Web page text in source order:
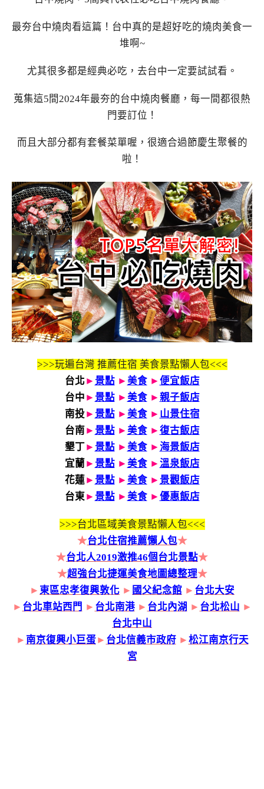
最夯台中燒肉看這篇！台中真的是超好吃的燒肉美食一
堆啊~
尤其很多都是經典必吃，去台中一定要試試看。
蒐集這5間2024年最夯的台中燒肉餐廳，每一間都很熱
門要訂位！
而且大部分都有套餐菜單喔，很適合過節慶生聚餐的
啦！
>>>玩遍台灣 推薦住宿 美食景點懶人包<<<
台北 ► 景點 ► 美食► 便宜飯店
台中 ► 景點 ► 美食► 親子飯店
南投► 景點 ► 美食► 山景住宿
台南► 景點 ► 美食► 復古飯店
墾丁► 景點 ► 美食► 海景飯店
宜蘭 ► 景點 ► 美食► 溫泉飯店
花蓮► 景點 ► 美食► 景觀飯店
台東► 景點 ► 美食► 優惠飯店
>>>台北區域美食景點懶人包<<<
★台北住宿推薦懶人包★
★台北人2019激推46個台北景點★
★超強台北捷運美食地圖總整理★
► 東區忠孝復興敦化 ► 國父紀念館 ► 台北大安
► 台北車站西門 ► 台北南港 ► 台北內湖 ► 台北松山 ►
台北中山
► 南京復興小巨蛋► 台北信義市政府► 松江南京行天
宮